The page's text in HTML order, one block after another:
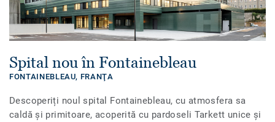
Spital nou în Fontainebleau
FONTAINEBLEAU, FRANŢA
Descoperiți noul spital Fontainebleau, cu atmosfera sa
caldă și primitoare, acoperită cu pardoseli Tarkett unice și